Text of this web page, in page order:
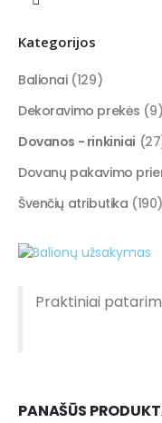
Kategorijos
Balionai (129)
Dekoravimo prekės (9)
Dovanos - rinkiniai
Dovanų pakavimo
Švenčių atributika (190)
Praktiniai
PANAŠŪS